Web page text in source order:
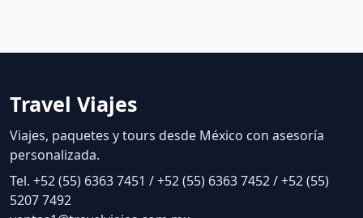
Travel Viajes
Viajes, paquetes y tours desde México con asesoría
personalizada.
Tel. +52 (55) 6363 7451 / +52 (55) 6363 7452 / +52 (55)
5207 7492